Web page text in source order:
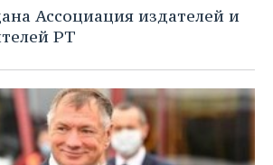
Ассоциация издателей и
РТ